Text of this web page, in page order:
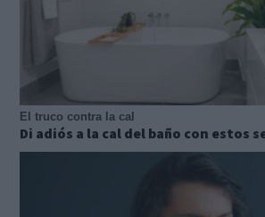
El truco contra la cal
Di adiós a la cal del baño con estos